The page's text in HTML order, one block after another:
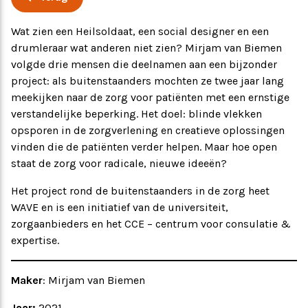
Ervaringsverhalen
Symposium
Producten
Toekomstvisie
EVB+ in beeld!
Partners
Wat zien een Heilsoldaat, een social designer en een
drumleraar wat anderen niet zien? Mirjam van Biemen
volgde drie mensen die deelnamen aan een bijzonder
project: als buitenstaanders mochten ze twee jaar lang
meekijken naar de zorg voor patiënten met een ernstige
verstandelijke beperking. Het doel: blinde vlekken
opsporen in de zorgverlening en creatieve oplossingen
vinden die de patiënten verder helpen. Maar hoe open
staat de zorg voor radicale, nieuwe ideeën?
Het project rond de buitenstaanders in de zorg heet
WAVE en is een initiatief van de universiteit,
zorgaanbieders en het CCE – centrum voor consulatie &
expertise.
Maker: Mirjam van Biemen